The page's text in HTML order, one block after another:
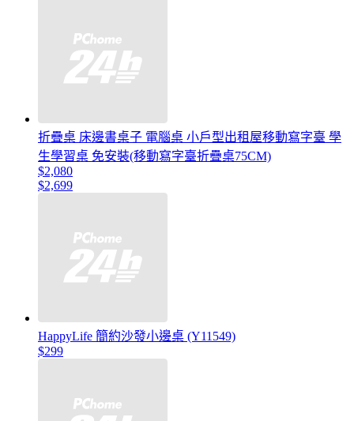
折疊桌 床邊書桌子 電腦桌 小戶型出租屋移動寫字臺 學
生學習桌 免安裝(移動寫字臺折疊桌75CM)
$2,080
$2,699
HappyLife 簡約沙發小邊桌 (Y11549)
$299